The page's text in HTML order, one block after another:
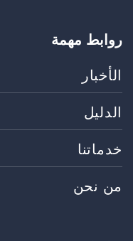
روابط مهمة
الأخبار
الدليل
خدماتنا
من نحن